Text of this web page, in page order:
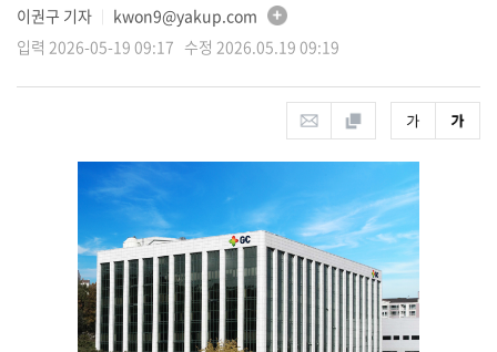
이권구 기자
kwon9@yakup.com
입력 2026-05-19 09:17 수정 2026.05.19 09:19